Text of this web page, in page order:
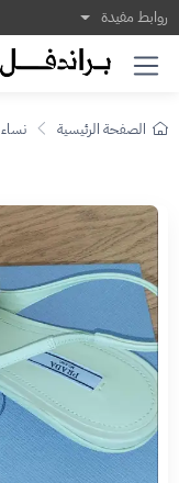
روابط مفيدة
الصفحة الرئيسية نساء